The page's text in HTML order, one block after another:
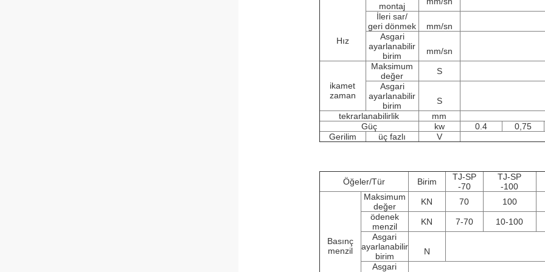
Hız
montaj
İleri sar/
geri dönmek
mm/sn
Asgari
ayarlanabilir
birim
mm/sn
ikamet
zaman
Maksimum
değer
S
Asgari
ayarlanabilir
birim
S
tekrarlanabilirlik
mm
Güç
kw 0.4
0,75
Gerilim
üç fazlı V
Öğeler/Tür Birim
TJ-SP
-70
TJ-SP
-100
Basınç
menzil
Maksimum
değer
KN 70
100
ödenek
menzil
KN 7-70
10-100
Asgari
ayarlanabilir
birim
N
Asgari